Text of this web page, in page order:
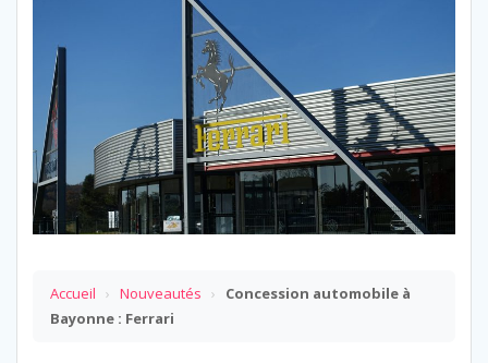
Accueil › Nouveautés ›
Concession automobile à
Bayonne : Ferrari